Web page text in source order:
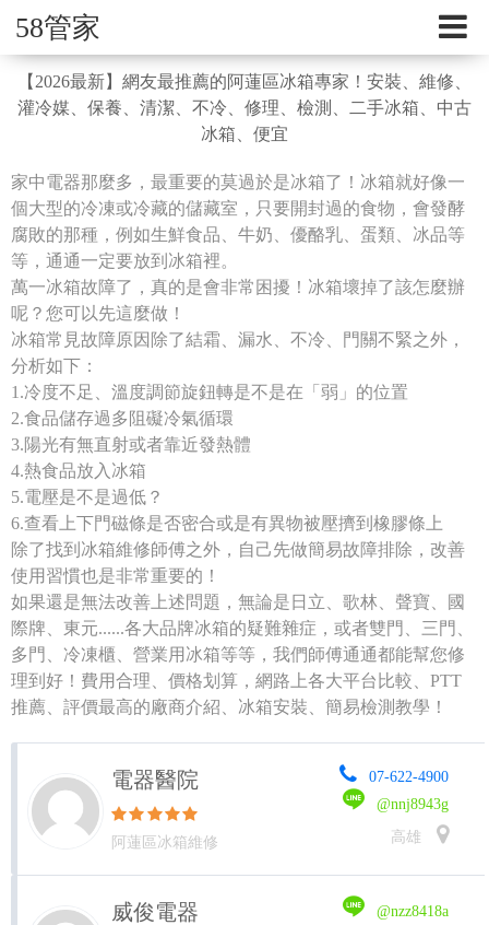
58管家
【2026最新】網友最推薦的阿蓮區冰箱專家！安裝、維修、
灌冷媒、保養、清潔、不冷、修理、檢測、二手冰箱、中古
冰箱、便宜
家中電器那麼多，最重要的莫過於是冰箱了！冰箱就好像一
個大型的冷凍或冷藏的儲藏室，只要開封過的食物，會發酵
腐敗的那種，例如生鮮食品、牛奶、優酪乳、蛋類、冰品等
等，通通一定要放到冰箱裡。
萬一冰箱故障了，真的是會非常困擾！冰箱壞掉了該怎麼辦
呢？您可以先這麼做！
冰箱常見故障原因除了結霜、漏水、不冷、門關不緊之外，
分析如下：
1.冷度不足、溫度調節旋鈕轉是不是在「弱」的位置
2.食品儲存過多阻礙冷氣循環
3.陽光有無直射或者靠近發熱體
4.熱食品放入冰箱
5.電壓是不是過低？
6.查看上下門磁條是否密合或是有異物被壓擠到橡膠條上
除了找到冰箱維修師傅之外，自己先做簡易故障排除，改善
使用習慣也是非常重要的！
如果還是無法改善上述問題，無論是日立、歌林、聲寶、國
際牌、東元......各大品牌冰箱的疑難雜症，或者雙門、三門、
多門、冷凍櫃、營業用冰箱等等，我們師傅通通都能幫您修
理到好！費用合理、價格划算，網路上各大平台比較、PTT
推薦、評價最高的廠商介紹、冰箱安裝、簡易檢測教學！
電器醫院
阿蓮區冰箱維修
07-622-4900
@nnj8943g
高雄
威俊電器
@nzz8418a